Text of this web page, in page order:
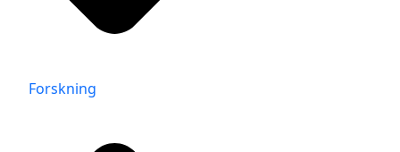
Forskning